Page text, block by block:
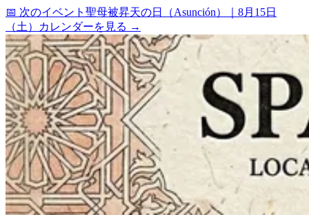
📅 次のイベント 聖母被昇天の日（Asunción）
8月15日
（土）
カレンダーを見る →